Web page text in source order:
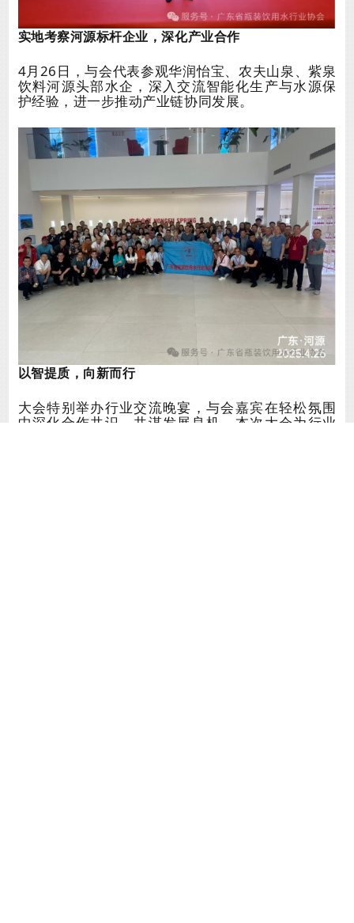
实地考察河源标杆企业，深化产业合作
4月26日，与会代表参观华润怡宝、农夫山泉、紫泉
饮料河源头部水企，深入交流智能化生产与水源保
护经验，进一步推动产业链协同发展。
以智提质，向新而行
大会特别举办行业交流晚宴，与会嘉宾在轻松氛围
中深化合作共识，共谋发展良机
本次大会为行业